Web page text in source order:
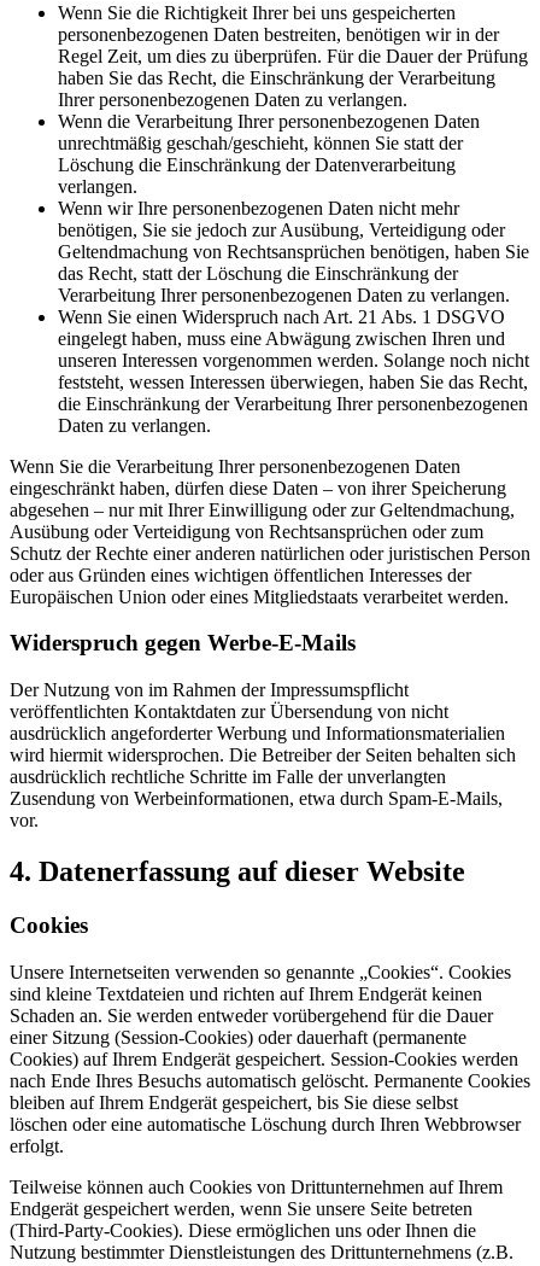
Wenn Sie die Richtigkeit Ihrer bei uns gespeicherten
personenbezogenen Daten bestreiten, benötigen wir in der
Regel Zeit, um dies zu überprüfen. Für die Dauer der Prüfung
haben Sie das Recht, die Einschränkung der Verarbeitung
Ihrer personenbezogenen Daten zu verlangen.
Wenn die Verarbeitung Ihrer personenbezogenen Daten
unrechtmäßig geschah/geschieht, können Sie statt der
Löschung die Einschränkung der Datenverarbeitung
verlangen.
Wenn wir Ihre personenbezogenen Daten nicht mehr
benötigen, Sie sie jedoch zur Ausübung, Verteidigung oder
Geltendmachung von Rechtsansprüchen benötigen, haben Sie
das Recht, statt der Löschung die Einschränkung der
Verarbeitung Ihrer personenbezogenen Daten zu verlangen.
Wenn Sie einen Widerspruch nach Art. 21 Abs. 1 DSGVO
eingelegt haben, muss eine Abwägung zwischen Ihren und
unseren Interessen vorgenommen werden. Solange noch nicht
feststeht, wessen Interessen überwiegen, haben Sie das Recht,
die Einschränkung der Verarbeitung Ihrer personenbezogenen
Daten zu verlangen.
Wenn Sie die Verarbeitung Ihrer personenbezogenen Daten
eingeschränkt haben, dürfen diese Daten – von ihrer Speicherung
abgesehen – nur mit Ihrer Einwilligung oder zur Geltendmachung,
Ausübung oder Verteidigung von Rechtsansprüchen oder zum
Schutz der Rechte einer anderen natürlichen oder juristischen Person
oder aus Gründen eines wichtigen öffentlichen Interesses der
Europäischen Union oder eines Mitgliedstaats verarbeitet werden.
Widerspruch gegen Werbe-E-Mails
Der Nutzung von im Rahmen der Impressumspflicht
veröffentlichten Kontaktdaten zur Übersendung von nicht
ausdrücklich angeforderter Werbung und Informationsmaterialien
wird hiermit widersprochen. Die Betreiber der Seiten behalten sich
ausdrücklich rechtliche Schritte im Falle der unverlangten
Zusendung von Werbeinformationen, etwa durch Spam-E-Mails,
vor.
4. Datenerfassung auf dieser Website
Cookies
Unsere Internetseiten verwenden so genannte „Cookies“. Cookies
sind kleine Textdateien und richten auf Ihrem Endgerät keinen
Schaden an. Sie werden entweder vorübergehend für die Dauer
einer Sitzung (Session-Cookies) oder dauerhaft (permanente
Cookies) auf Ihrem Endgerät gespeichert. Session-Cookies werden
nach Ende Ihres Besuchs automatisch gelöscht. Permanente Cookies
bleiben auf Ihrem Endgerät gespeichert, bis Sie diese selbst
löschen oder eine automatische Löschung durch Ihren Webbrowser
erfolgt.
Teilweise können auch Cookies von Drittunternehmen auf Ihrem
Endgerät gespeichert werden, wenn Sie unsere Seite betreten
(Third-Party-Cookies). Diese ermöglichen uns oder Ihnen die
Nutzung bestimmter Dienstleistungen des Drittunternehmens (z.B.